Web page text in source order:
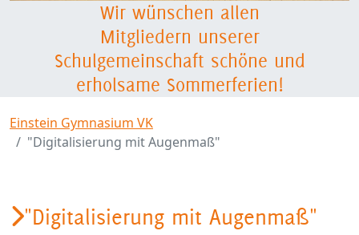
Wir wünschen allen
Mitgliedern unserer
Schulgemeinschaft schöne und
erholsame Sommerferien!
Einstein Gymnasium VK
"Digitalisierung mit Augenmaß"
"Digitalisierung mit Augenmaß"